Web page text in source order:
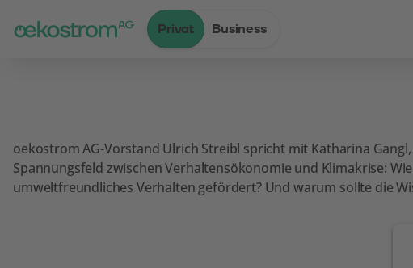
Privat Business
oekostrom AG-Vorstand Ulrich Streibl spricht mit Katharina
Spannungsfeld zwischen Verhaltensökonomie und Klimakrise:
umweltfreundliches Verhalten gefördert? Und warum sollte die